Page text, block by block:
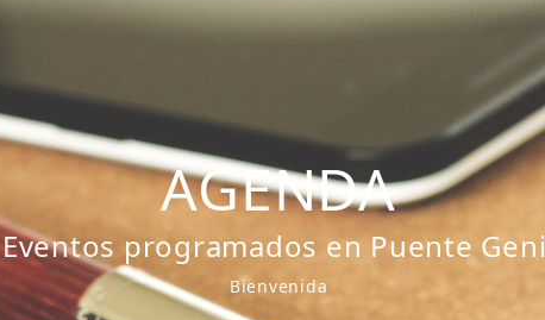
AGENDA
Eventos programados en Puente
Bienvenida